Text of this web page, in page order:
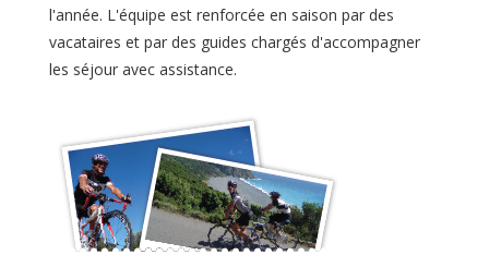
l'année. L'équipe est renforcée en saison par des
vacataires et par des guides chargés d'accompagner
les séjour avec assistance.